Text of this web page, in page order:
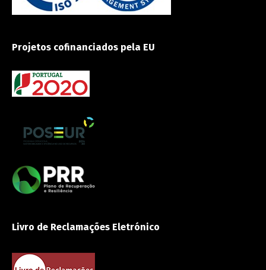
Projetos cofinanciados pela EU
Livro de Reclamações Eletrónico